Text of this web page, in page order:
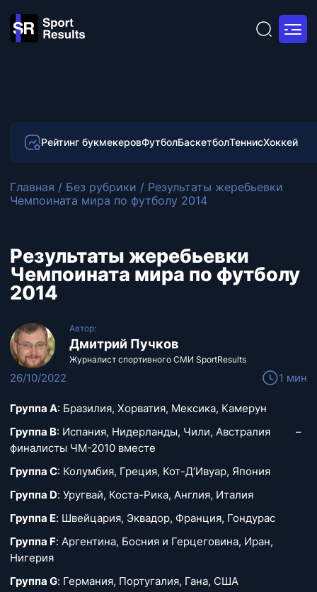
Рейтинг букмекеровФутболБаскетболТеннисХоккей
Главная / Без рубрики / Результаты жеребьевки
Чемпоината мира по футболу 2014
Результаты жеребьевки
Чемпоината мира по футболу
2014
Автор:
Дмитрий Пучков
Журналист спортивного СМИ SportResults
26/10/2022 1 мин
Группа А: Бразилия, Хорватия, Мексика, Камерун
Группа В: Испания, Нидерланды, Чили, Австралия –
финалисты ЧМ-2010 вместе
Группа С: Колумбия, Греция, Кот-Д’Ивуар, Япония
Группа D: Уругвай, Коста-Рика, Англия, Италия
Группа E: Швейцария, Эквадор, Франция, Гондурас
Группа F: Аргентина, Босния и Герцеговина, Иран,
Нигерия
Группа G: Германия, Португалия, Гана, США